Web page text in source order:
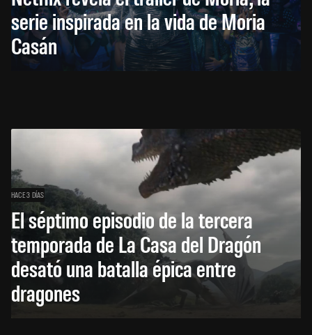
serie inspirada en la vida de Moria
Casán
HACE 3 DÍAS
El séptimo episodio de la tercera
temporada de La Casa del Dragón
desató una batalla épica entre
dragones